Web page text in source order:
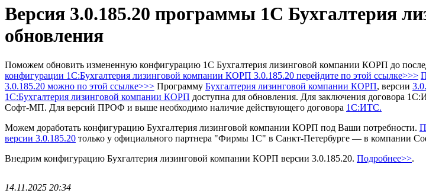
Версия 3.0.185.20 программы 1С Бухгалтерия
обновления
Поможем обновить измененную конфигурацию 1С Бухгалтерия лизинговой компании КОРП до
конфигурации 1С:Бухгалтерия лизинговой компании КОРП 3.0.185.20 перейдите по этой ссылке>>>
3.0.185.20 можно по этой ссылке>>> Программу Бухгалтерия лизинговой компании КОРП, версии
1С:Бухгалтерия лизинговой компании КОРП доступна для обновления. Для заключения договора
Софт-МП. Для версий ПРОФ и выше необходимо наличие действующего договора 1С:ИТС.
Можем доработать конфигурацию Бухгалтерия лизинговой компании КОРП под Ваши потребности.
версии 3.0.185.20 только у официального партнера "Фирмы 1С" в Санкт-Петербурге — в компании
Внедрим конфигурацию Бухгалтерия лизинговой компании КОРП версии 3.0.185.20. Подробнее>>.
14.11.2025 20:34